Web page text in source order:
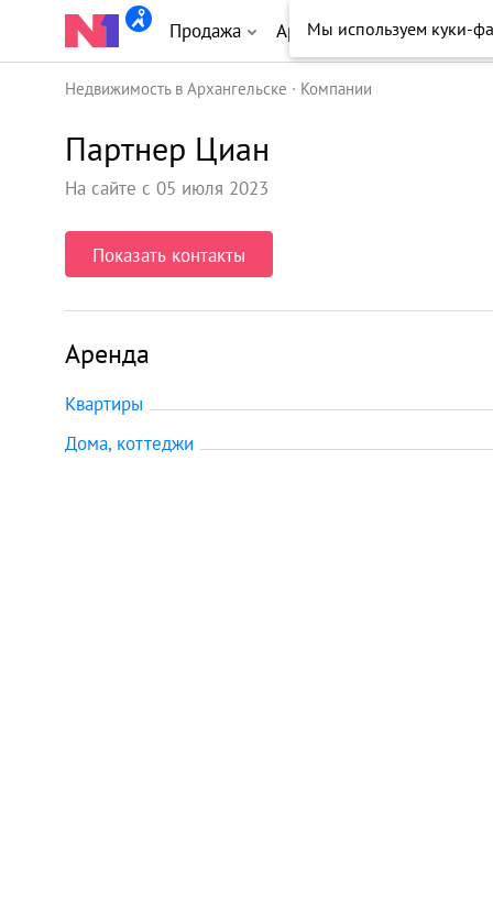
Продажа Аренда Новостройки
Недвижимость в Архангельске Компании
Партнер Циан
На сайте с 05 июля 2023
Показать контакты
Аренда
Квартиры
Дома, коттеджи
Мы используем куки-